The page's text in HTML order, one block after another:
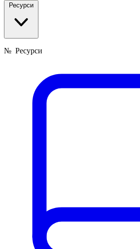
Ресурси
№ Ресурси